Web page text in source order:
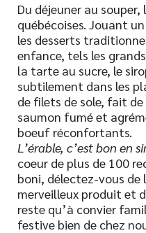
CONTACT
Du déjeuner au
québécoises. Jouant
les desserts
enfance, tels les
la tarte au sucre, le
subtilement dans les
de filets de sole, fait
saumon fumé et
boeuf réconfortants.
L’érable, c’est bon en
coeur de plus de 100
boni, délectez-vous
merveilleux produit et
reste qu’à convier
festive bien de chez